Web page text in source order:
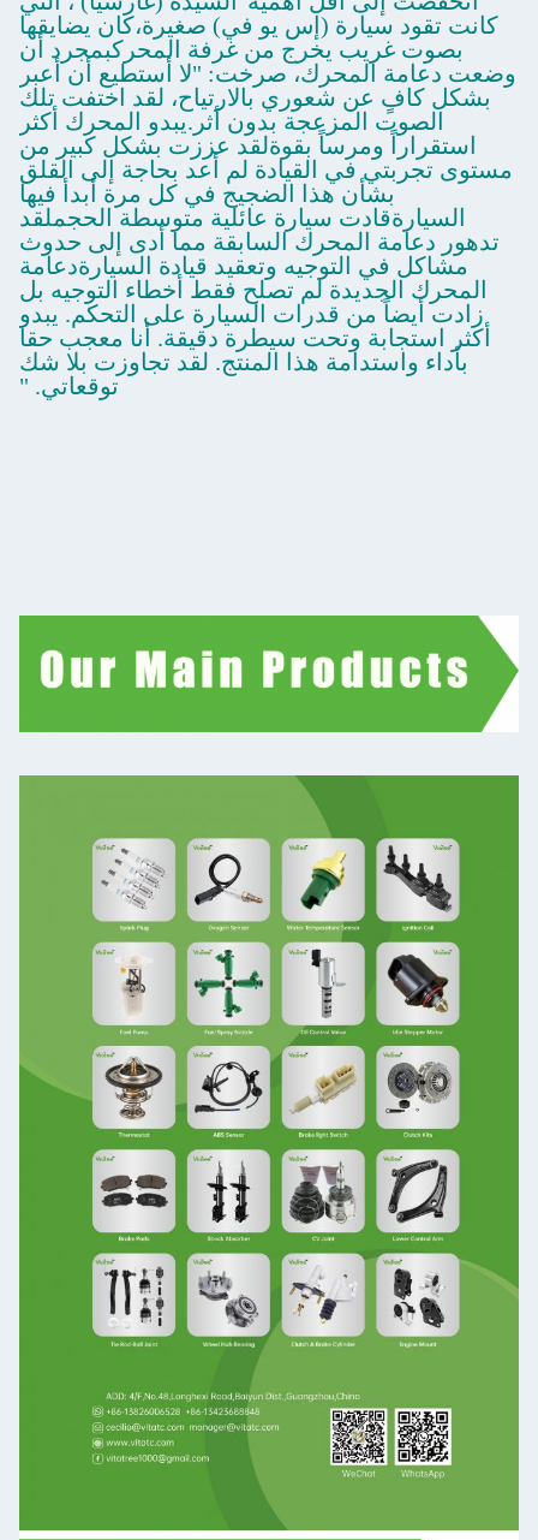
كانت تقود سيارة (إس يو في) صغيرة،كان يضايقها
بصوت غريب يخرج من غرفة المحركبمجرد أن
وضعت دعامة المحرك، صرخت: "لا أستطيع أن أعبر
بشكل كافٍ عن شعوري بالارتياح، لقد اختفت تلك
الصوت المزعجة بدون أثر.يبدو المحرك أكثر
استقراراً ومرساً بقوةلقد عززت بشكل كبير من
مستوى تجربتي في القيادة لم أعد بحاجة إلى القلق
بشأن هذا الضجيج في كل مرة أبدأ فيها
السيارةقادت سيارة عائلية متوسطة الحجملقد
تدهور دعامة المحرك السابقة مما أدى إلى حدوث
مشاكل في التوجيه وتعقيد قيادة السيارةدعامة
المحرك الجديدة لم تصلح فقط أخطاء التوجيه بل
زادت أيضاً من قدرات السيارة على التحكم. يبدو
أكثر استجابة وتحت سيطرة دقيقة. أنا معجب حقا
بأداء واستدامة هذا المنتج. لقد تجاوزت بلا شك
توقعاتي. "